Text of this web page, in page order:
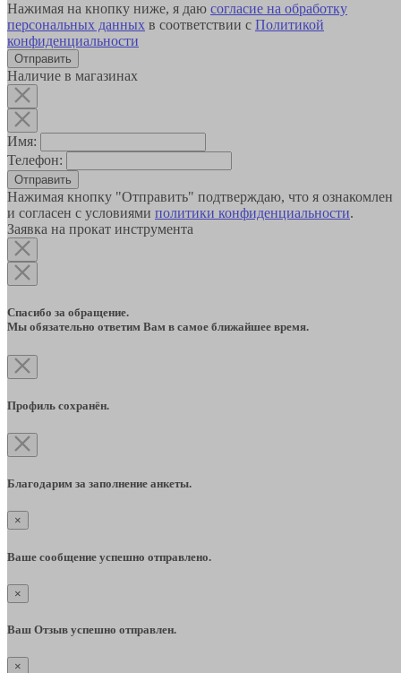
Нажимая на кнопку ниже, я даю согласие на обработку
персональных данных в соответствии с Политикой
конфиденциальности
Наличие в магазинах
Имя:
Телефон:
Отправить
Нажимая кнопку "Отправить" подтверждаю, что я ознакомлен
и согласен с условиями политики конфиденциальности.
Заявка на прокат инструмента
Спасибо за обращение.
Мы обязательно ответим Вам в самое ближайшее время.
Профиль сохранён.
Благодарим за заполнение анкеты.
×
Ваше сообщение успешно отправлено.
×
Ваш Отзыв успешно отправлен.
×